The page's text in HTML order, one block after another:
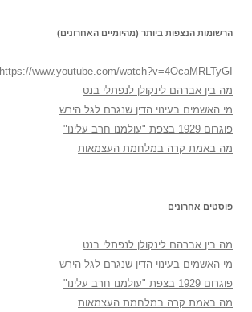
הרשומות הנצפות ביותר (מהיומיים האחרונים)
https://www.youtube.com/watch?v=4OcaMRLTyGI
מה בין אברהם לינקולן לנפתלי בנט
מי האשמים בעינוי הדין שנגרם לגל הירש
פוגרום 1929 בצפת "עולמנו חרב עלינו"
מה באמת קרה במלחמת העצמאות
פוסטים אחרונים
מה בין אברהם לינקולן לנפתלי בנט
מי האשמים בעינוי הדין שנגרם לגל הירש
פוגרום 1929 בצפת "עולמנו חרב עלינו"
מה באמת קרה במלחמת העצמאות